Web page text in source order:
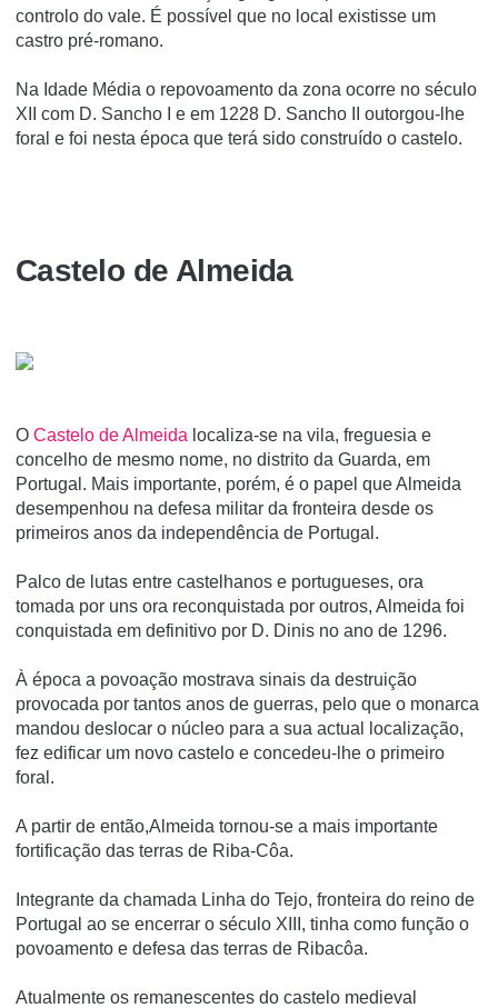
controlo do vale. É possível que no local existisse um
castro pré-romano.
Na Idade Média o repovoamento da zona ocorre no século
XII com D. Sancho I e em 1228 D. Sancho II outorgou-lhe
foral e foi nesta época que terá sido construído o castelo.
Castelo de Almeida
O Castelo de Almeida localiza-se na vila, freguesia e
concelho de mesmo nome, no distrito da Guarda, em
Portugal. Mais importante, porém, é o papel que Almeida
desempenhou na defesa militar da fronteira desde os
primeiros anos da independência de Portugal.
Palco de lutas entre castelhanos e portugueses, ora
tomada por uns ora reconquistada por outros, Almeida foi
conquistada em definitivo por D. Dinis no ano de 1296.
À época a povoação mostrava sinais da destruição
provocada por tantos anos de guerras, pelo que o monarca
mandou deslocar o núcleo para a sua actual localização,
fez edificar um novo castelo e concedeu-lhe o primeiro
foral.
A partir de então,Almeida tornou-se a mais importante
fortificação das terras de Riba-Côa.
Integrante da chamada Linha do Tejo, fronteira do reino de
Portugal ao se encerrar o século XIII, tinha como função o
povoamento e defesa das terras de Ribacôa.
Atualmente os remanescentes do castelo medieval